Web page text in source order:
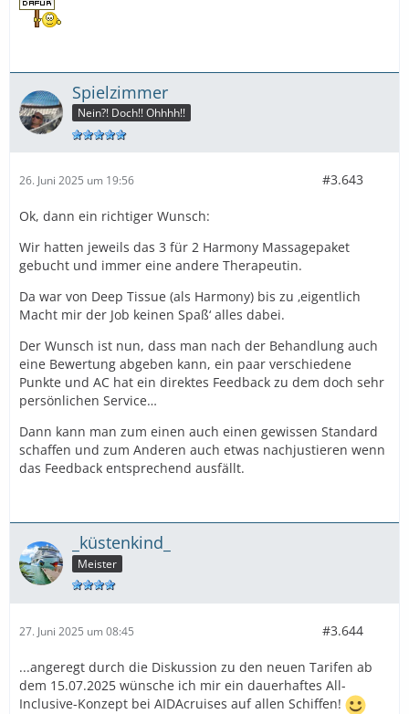
Spielzimmer
Nein?! Doch!! Ohhhh!!
26. Juni 2025 um 19:56 #3.643
Ok, dann ein richtiger Wunsch:
Wir hatten jeweils das 3 für 2 Harmony Massagepaket
gebucht und immer eine andere Therapeutin.
Da war von Deep Tissue (als Harmony) bis zu ‚eigentlich
Macht mir der Job keinen Spaß‘ alles dabei.
Der Wunsch ist nun, dass man nach der Behandlung auch
eine Bewertung abgeben kann, ein paar verschiedene
Punkte und AC hat ein direktes Feedback zu dem doch sehr
persönlichen Service…
Dann kann man zum einen auch einen gewissen Standard
schaffen und zum Anderen auch etwas nachjustieren wenn
das Feedback entsprechend ausfällt.
_küstenkind_
Meister
27. Juni 2025 um 08:45 #3.644
...angeregt durch die Diskussion zu den neuen Tarifen ab
dem 15.07.2025 wünsche ich mir ein dauerhaftes All-
Inclusive-Konzept bei AIDAcruises auf allen Schiffen!